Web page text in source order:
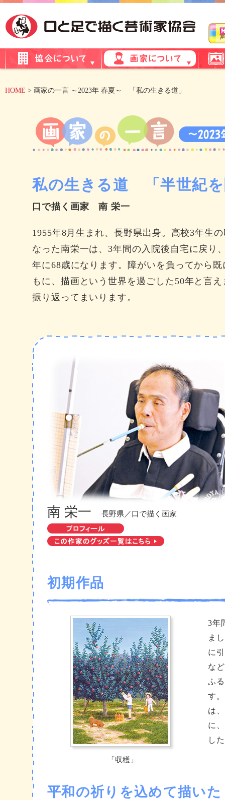
HOME > 画家の一言 ～2023年 春夏～ 「私の生きる道」
私の生きる道 「半世紀
口で描く画家 南 栄一
1955年8月生まれ、長野県出身。高校3年生
なった南栄一は、3年間の入院後自宅に戻り
年に68歳になります。障がいを負ってから
もに、描画という世界を過ごした50年と言
振り返ってまいります。
南 栄一 長野県／口で描く画家
初期作品
「収穫」
3年
ま
に
な
ふ
す
は
に
し
平和の祈りを込めて描い